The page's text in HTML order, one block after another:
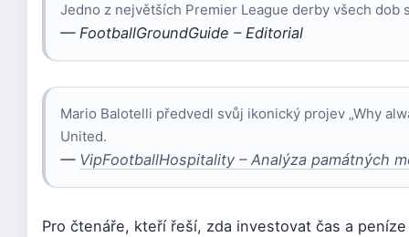
Jedno z největších Premier League derby všech dob
— FootballGroundGuide – Editorial
Mario Balotelli předvedl svůj ikonický projev „Why
United.
— VipFootballHospitality – Analýza památných
Pro čtenáře, kteří řeší, zda investovat čas a